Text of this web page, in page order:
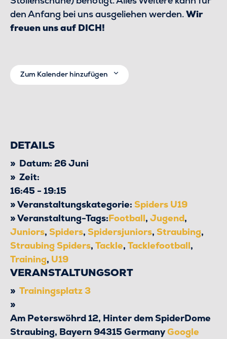
den Anfang bei uns ausgeliehen werden.Wir
freuen uns auf DICH!
Zum Kalender hinzufügen
DETAILS
Datum: 26 Juni
Zeit:
16:45 - 19:15
Veranstaltungskategorie: Spiders U19
Veranstaltung-Tags:Football, Jugend,
Juniors, Spiders, Spidersjuniors, Straubing,
Straubing Spiders, Tackle, Tacklefootball,
Training, U19
VERANSTALTUNGSORT
Trainingsplatz 3
Am Peterswöhrd 12, Hinter dem SpiderDome
Straubing, Bayern94315GermanyGoogle